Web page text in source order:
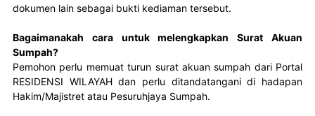
dokumen lain sebagai bukti kediaman tersebut.
Bagaimanakah cara untuk melengkapkan Surat Akuan
Sumpah?
Pemohon perlu memuat turun surat akuan sumpah dari Portal
RESIDENSI WILAYAH dan perlu ditandatangani di hadapan
Hakim/Majistret atau Pesuruhjaya Sumpah.